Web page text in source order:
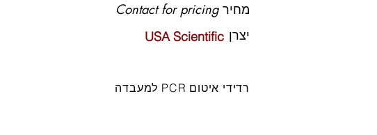
Contact for pricing מחיר
USA Scientific יצרן
רדידי איטום PCR למעבדה